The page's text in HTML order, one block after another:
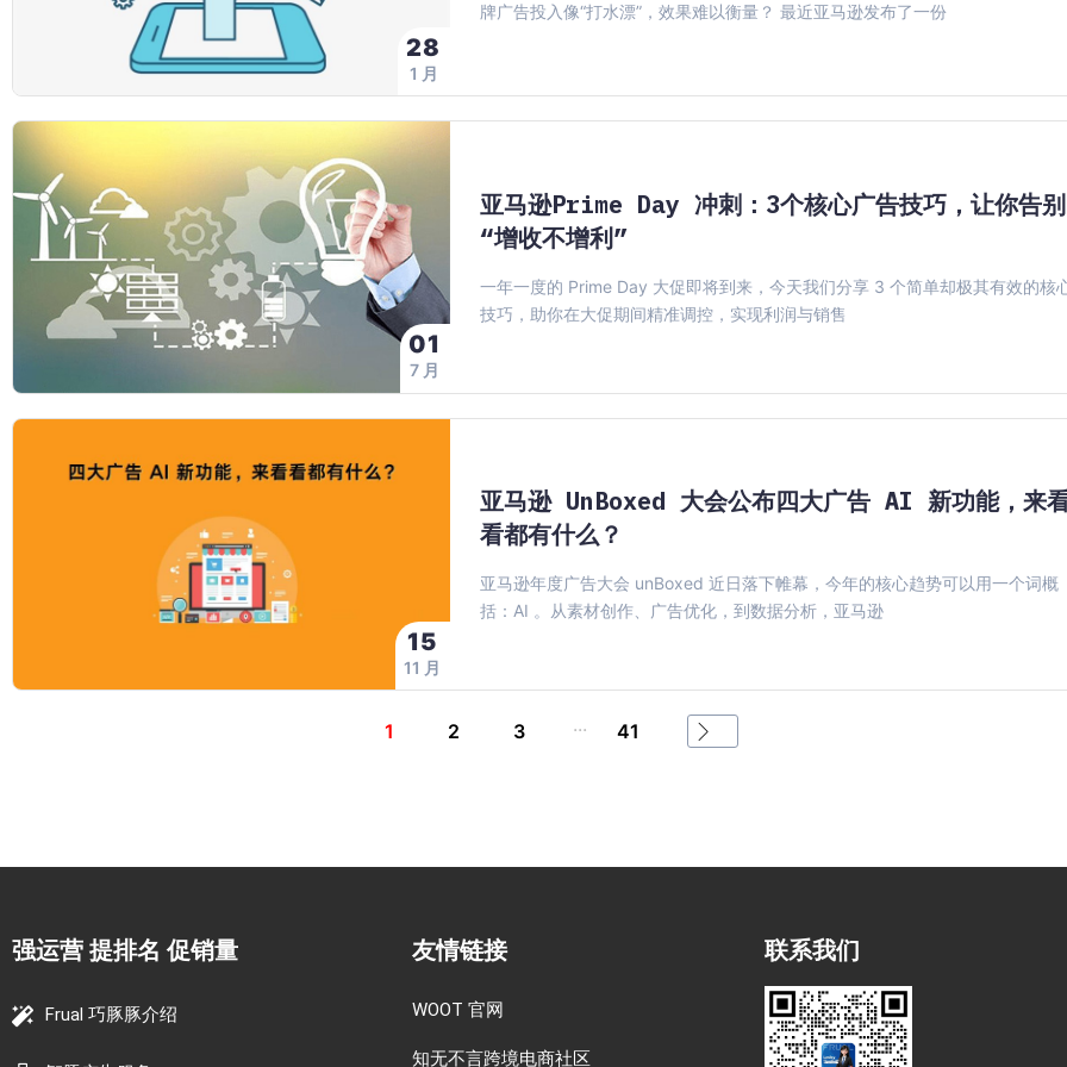
28
1 月
牌广告投入像“打水漂”，效果难以衡量？ 最近亚马逊发布了一份
01
7 月
亚马逊Prime Day 冲刺：3个核心广告技巧，让你告别
“增收不增利”
一年一度的 Prime Day 大促即将到来，今天我们分享 3 个简单却极其有效的核
技巧，助你在大促期间精准调控，实现利润与销售
15
11 月
亚马逊 UnBoxed 大会公布四大广告 AI 新功能，来
看都有什么？
亚马逊年度广告大会 unBoxed 近日落下帷幕，今年的核心趋势可以用一个词概
括：AI 。从素材创作、广告优化，到数据分析，亚马逊
1 2 3 ... 41
强运营 提排名 促销量
Frual 巧豚豚介绍
友情链接
WOOT 官网
知无不言跨境电商社区
联系我们